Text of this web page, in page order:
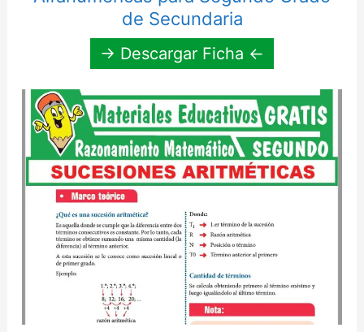
de Secundaria
→ Descargar Ficha ←